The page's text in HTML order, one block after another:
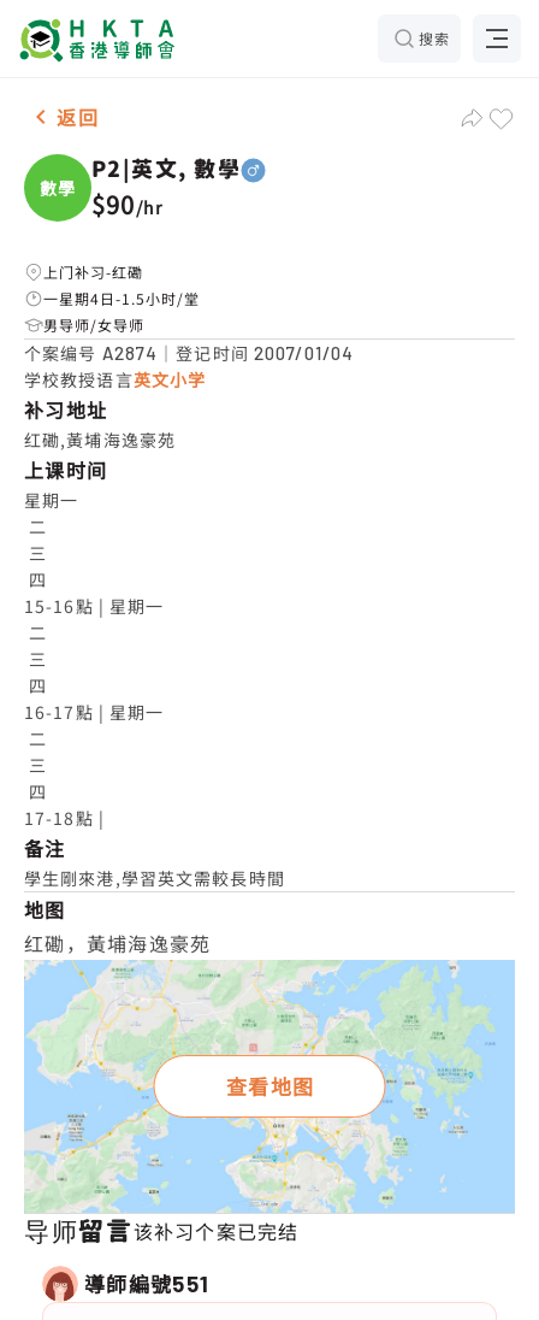
搜索
男-1名 P2|英文, 數學，红磡 补习推介
返回
數學
P2|英文, 數學
$90/hr
上门补习-红磡
一星期4日-1.5小时/堂
男导师/女导师
个案编号 A2874 ｜登记时间 2007/01/04
学校教授语言英文小学
补习地址
红磡,黃埔海逸豪苑
上课时间
星期一
二
15-16點 | 星期一
二
16-17點 | 星期一
二
17-18點 |
备注
學生剛來港,學習英文需較長時間
地图
红磡，黃埔海逸豪苑
查看地图
导师留言该补习个案已完结
導師編號551